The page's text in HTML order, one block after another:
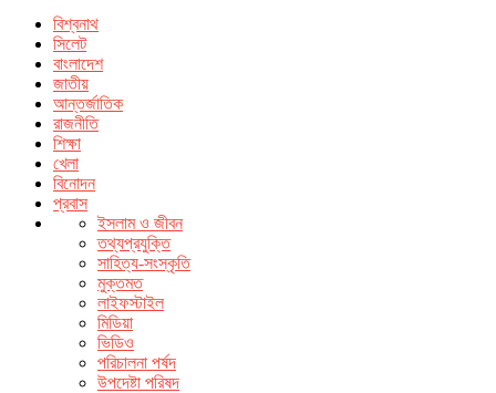
বিশ্বনাথ
সিলেট
বাংলাদেশ
জাতীয়
আন্তর্জাতিক
রাজনীতি
শিক্ষা
খেলা
বিনোদন
প্রবাস
ইসলাম ও জীবন
তথ্যপ্রযুক্তি
সাহিত্য-সংস্কৃতি
মুক্তমত
লাইফস্টাইল
মিডিয়া
ভিডিও
পরিচালনা পর্ষদ
উপদেষ্টা পরিষদ